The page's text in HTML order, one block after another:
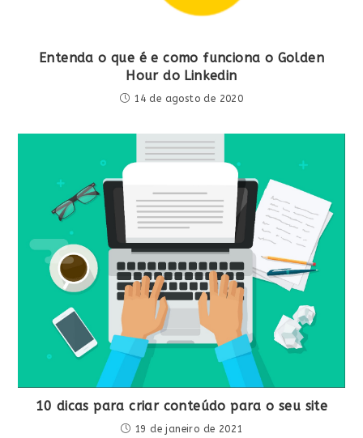
Entenda o que é e como funciona o Golden
Hour do Linkedin
14 de agosto de 2020
10 dicas para criar conteúdo para o seu site
19 de janeiro de 2021